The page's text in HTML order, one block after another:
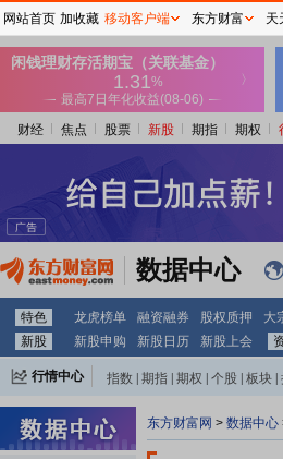
财经 焦点 股票 新股 期指 期权
数据中心
特色 龙虎榜单 融资融券 股权质押 大
新股
新股申购 新股日历 新股上会
行情中心 指数 期指 期权 个股 板块
东方财富网 > 数据中心
网站首页 加收藏 移动客户端 东方财富 天